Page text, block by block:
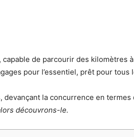
de parcourir des kilomètres
pour l’essentiel, prêt pour
la concurrence en termes
découvrons-le.